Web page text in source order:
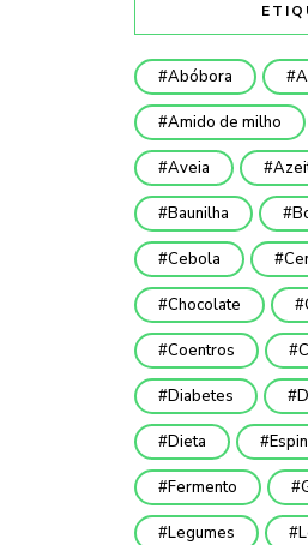
Abóbora
Amido de milho
Aveia
Baunilha
Cebola
Chocolate
Coentros
Diabetes
Dieta
Fermento
Legumes